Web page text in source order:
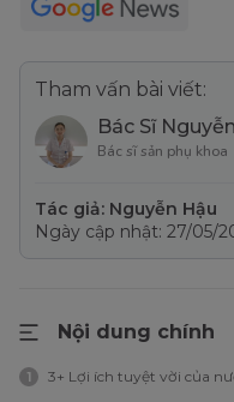
Tham vấn bài viết:
Bác Sĩ
Bác sĩ sản phụ khoa
Tác giả: Nguyễn Hậu
Ngày cập nhật: 27/05/
Nội dung chính
1 3+ Lợi ích tuyệt vời của